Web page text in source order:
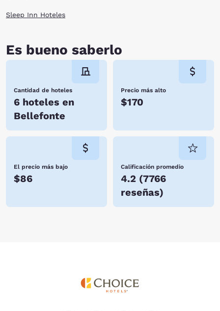
Sleep Inn Hoteles
Es bueno saberlo
Cantidad de hoteles
6 hoteles en
Bellefonte
Precio más alto
$170
El precio más bajo
$86
Calificación promedio
4.2 (7766
reseñas)